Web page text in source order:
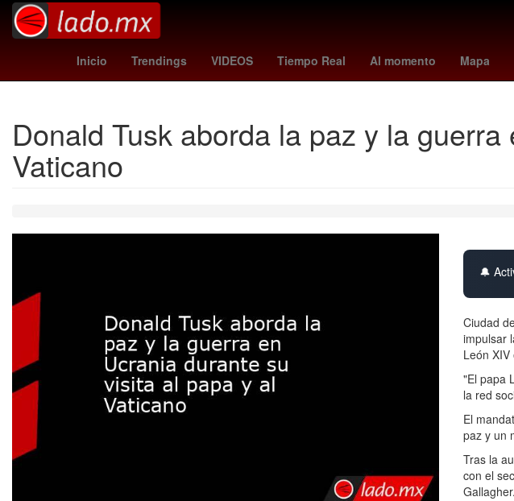
Inicio Trendings VIDEOS Tiempo Real Al momento Mapa
polonia - finlandia bélgica - kazajistán luxemburgo - eslovaquia Venezolanos
Donald Tusk aborda la paz y la
Vaticano
🔔
Ciudad
impulsar
León
"El papa
la red
El
paz y un
Tras la
con el
Gallagher.